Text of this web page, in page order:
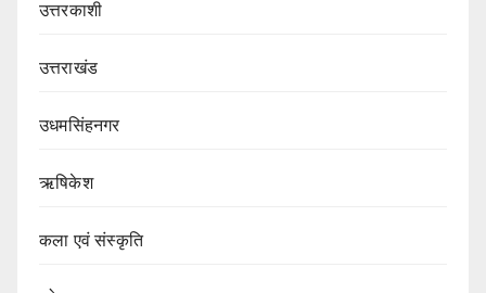
उत्तरकाशी
उत्तराखंड
उधमसिंहनगर
ऋषिकेश
कला एवं संस्कृति